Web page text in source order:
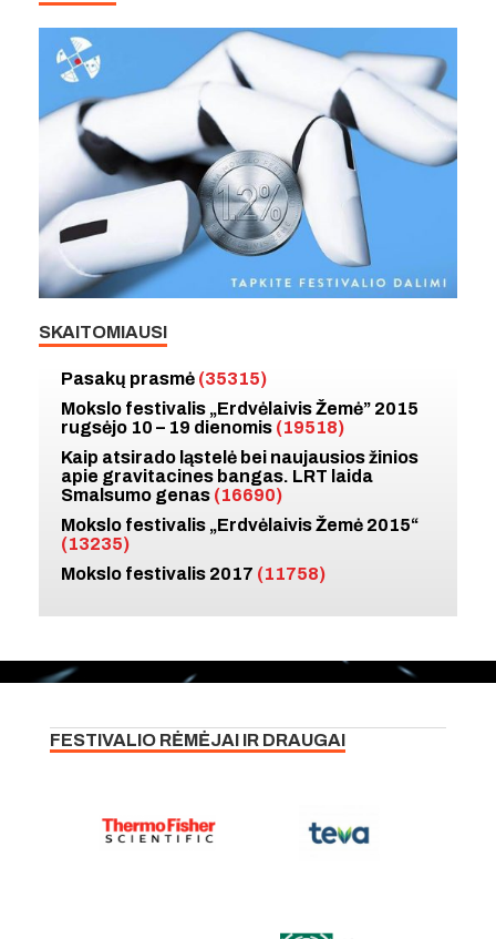
SKAITOMIAUSI
Pasakų prasmė (35315)
Mokslo festivalis „Erdvėlaivis Žemė” 2015
rugsėjo 10 – 19 dienomis (19518)
Kaip atsirado ląstelė bei naujausios žinios
apie gravitacines bangas. LRT laida
Smalsumo genas (16690)
Mokslo festivalis „Erdvėlaivis Žemė 2015“
(13235)
Mokslo festivalis 2017 (11758)
FESTIVALIO RĖMĖJAI IR DRAUGAI